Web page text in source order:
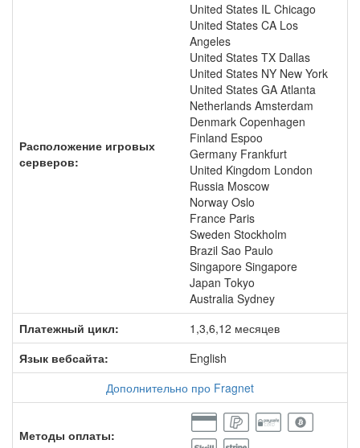
Расположение игровых
серверов:
United States IL Chicago
United States CA Los
Angeles
United States TX Dallas
United States NY New York
United States GA Atlanta
Netherlands Amsterdam
Denmark Copenhagen
Finland Espoo
Germany Frankfurt
United Kingdom London
Russia Moscow
Norway Oslo
France Paris
Sweden Stockholm
Brazil Sao Paulo
Singapore Singapore
Japan Tokyo
Australia Sydney
Платежный цикл:
1,3,6,12 месяцев
Язык вебсайта:
English
Дополнительно про Fragnet
Методы оплаты: